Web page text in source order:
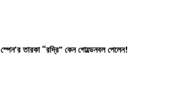
স্পেন’র তারকা “রদ্রি” কেন গোল্ডেনবল পেলেন!